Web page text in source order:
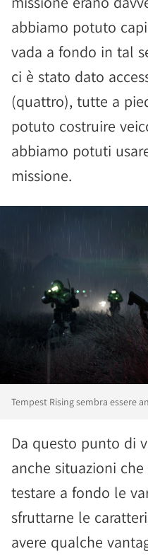
abbiamo potuto
vada a fondo in tal
ci è stato dato
(quattro), tutte a
potuto costruire
abbiamo potuti
missione.
Tempest Rising sembra essere
Da questo punto di
anche situazioni
testare a fondo le
sfruttarne le
avere qualche